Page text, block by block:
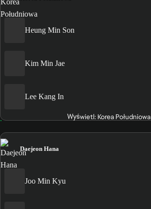
Heung Min Son
Kim Min Jae
Lee Kang In
Wyświetl: Korea Południowa
Daejeon Hana
Joo Min Kyu